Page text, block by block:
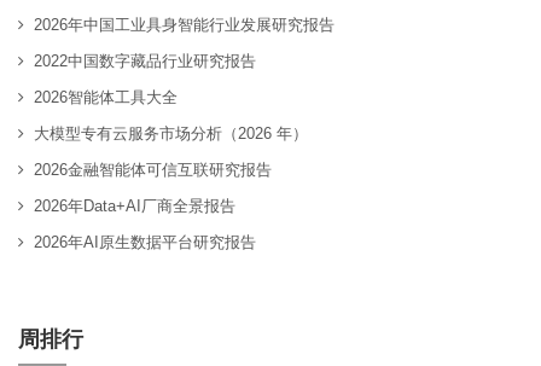
2026年中国工业具身智能行业发展研究报告
2022中国数字藏品行业研究报告
2026智能体工具大全
大模型专有云服务市场分析（2026 年）
2026金融智能体可信互联研究报告
2026年Data+AI厂商全景报告
2026年AI原生数据平台研究报告
周排行